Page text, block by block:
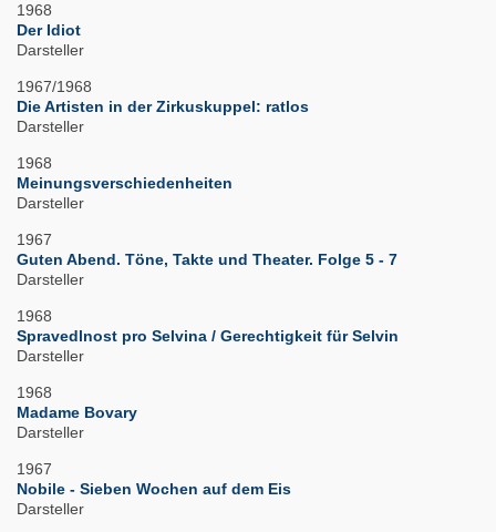
1968
Der Idiot
Darsteller
1967/1968
Die Artisten in der Zirkuskuppel: ratlos
Darsteller
1968
Meinungsverschiedenheiten
Darsteller
1967
Guten Abend. Töne, Takte und Theater. Folge 5 - 7
Darsteller
1968
Spravedlnost pro Selvina / Gerechtigkeit für Selvin
Darsteller
1968
Madame Bovary
Darsteller
1967
Nobile - Sieben Wochen auf dem Eis
Darsteller